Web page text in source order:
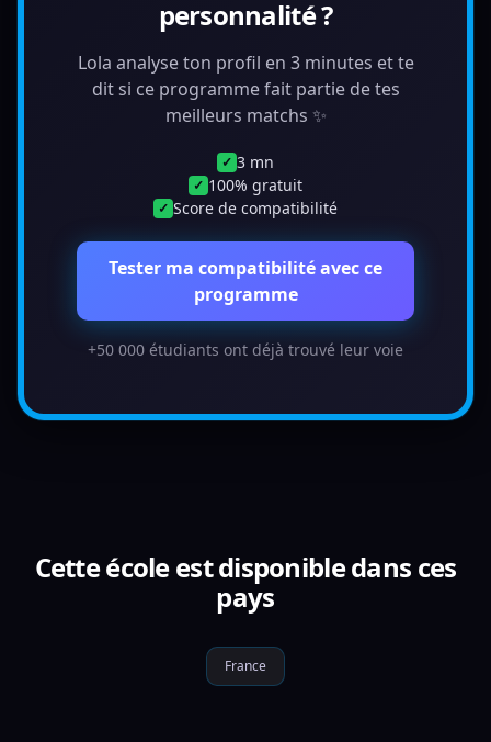
personnalité ?
Lola analyse ton profil en 3 minutes et te
dit si ce programme fait partie de tes
meilleurs matchs ✨
✓ 3 mn
✓ 100% gratuit
✓ Score de compatibilité
Tester ma compatibilité avec ce
programme
+50 000 étudiants ont déjà trouvé leur voie
Cette école est disponible dans ces
pays
France